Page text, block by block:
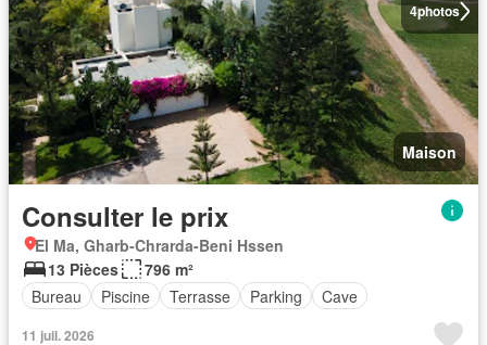
4photos
Maison
Consulter le prix
El Ma, Gharb-Chrarda-Beni Hssen
13 Pièces
796 m²
Bureau
Piscine Terrasse Parking Cave
11 juil. 2026